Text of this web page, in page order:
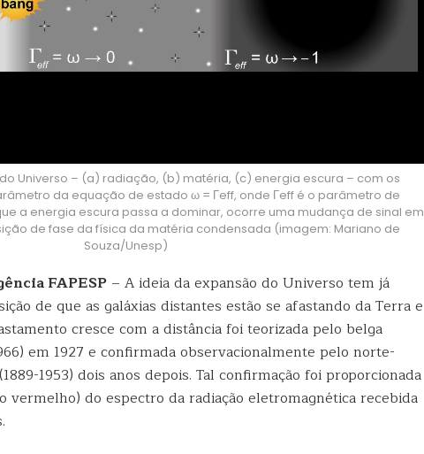
Universo – (a) radiação, (b) matéria, (c) energia escura – com os
da equação de estado ω = Γeff, onde Γeff é o parâmetro de
a energia escura passa a dominar, ocorre uma mudança de sinal em
de fase da física da matéria condensada (imagem: Mariano de
Souza/Unesp)
FAPESP – A ideia da expansão do Universo tem já
de que as galáxias distantes estão se afastando da Terra e
cresce com a distância foi teorizada pelo belga
em 1927 e confirmada observacionalmente pelo norte-
1953) dois anos depois. Tal confirmação foi proporcionada
vermelho) do espectro da radiação eletromagnética recebida